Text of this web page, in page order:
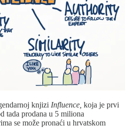
knjizi Influence, koja je prvi
tada prodana u 5 miliona
se može pronaći u hrvatskom